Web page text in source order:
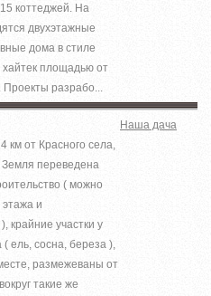
коттеджей. На
двухэтажные
дома в стиле
площадью от
разрабо...
км от Красного села,
переведена
( можно
этажа и
крайние участки у
ель, сосна, береза ),
размежеваны от
такие же
Наша дача